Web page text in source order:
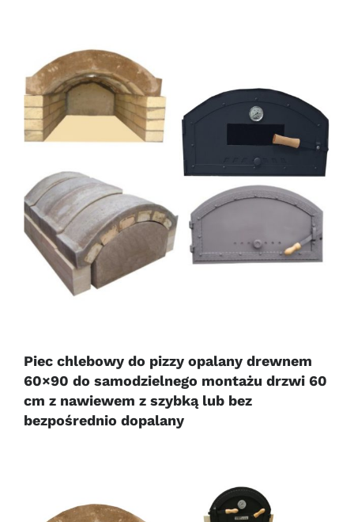
Piec chlebowy do pizzy opalany drewnem
60×90 do samodzielnego montażu drzwi 60
cm z nawiewem z szybką lub bez
bezpośrednio dopalany